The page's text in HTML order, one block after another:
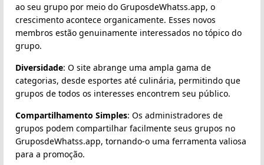
ao seu grupo por meio do GruposdeWhatss.app, o
crescimento acontece organicamente. Esses novos
membros estão genuinamente interessados no tópico do
grupo.
Diversidade: O site abrange uma ampla gama de
categorias, desde esportes até culinária, permitindo que
grupos de todos os interesses encontrem seu público.
Compartilhamento Simples: Os administradores de
grupos podem compartilhar facilmente seus grupos no
GruposdeWhatss.app, tornando-o uma ferramenta valiosa
para a promoção.